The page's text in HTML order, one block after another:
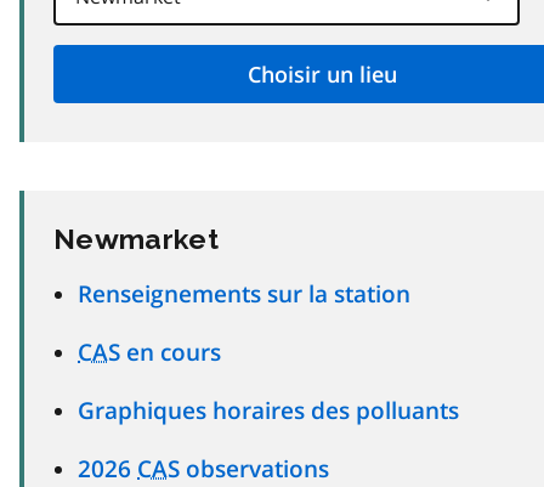
Newmarket
Renseignements sur la station
CAS en cours
Graphiques horaires des polluants
2026 CAS observations